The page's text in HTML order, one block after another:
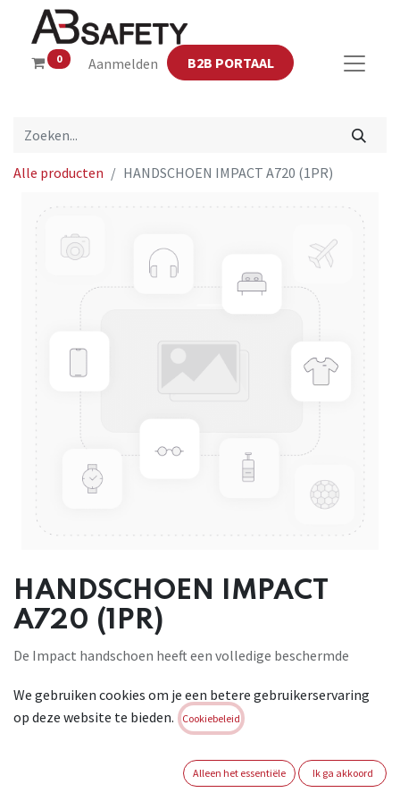
0 Aanmelden B2B PORTAAL
Alle producten HANDSCHOEN IMPACT A720 (1PR)
HANDSCHOEN IMPACT
A720 (1PR)
De Impact handschoen heeft een volledige beschermde
voor de drager. Rubberen knokkelbescherming en een
versterkte duim zorgen ervoor dat deze handschoen stevig
Ontworpen om de grip voor precisiewerk te verbeteren,
beschermt deze collectie tegen een groot aantal gevaren. De
We gebruiken cookies om je een betere gebruikerservaring
op deze website te bieden.
Cookiebeleid
Alleen het essentiële Ik ga akkoord